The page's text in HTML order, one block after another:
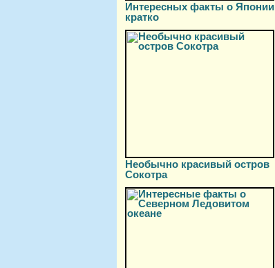
Интересных факты о Японии
кратко
Необычно красивый остров
Сокотра